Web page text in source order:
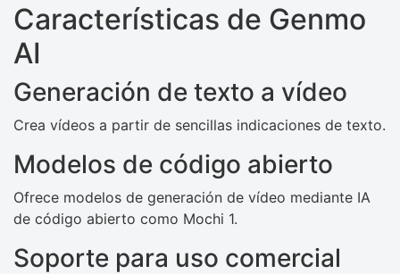
Características de Genmo
AI
Generación de texto a vídeo
Crea vídeos a partir de sencillas indicaciones de texto.
Modelos de código abierto
Ofrece modelos de generación de vídeo mediante IA
de código abierto como Mochi 1.
Soporte para uso comercial